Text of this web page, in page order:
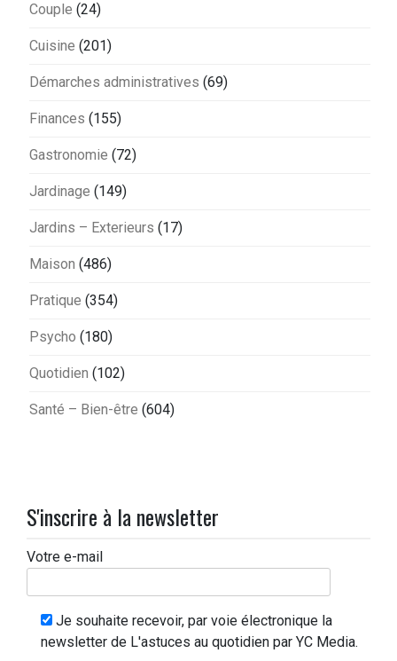
Couple (24)
Cuisine (201)
Démarches administratives (69)
Finances (155)
Gastronomie (72)
Jardinage (149)
Jardins – Exterieurs (17)
Maison (486)
Pratique (354)
Psycho (180)
Quotidien (102)
Santé – Bien-être (604)
S'inscrire à la newsletter
Votre e-mail
Je souhaite recevoir, par voie électronique la
newsletter de L'astuces au quotidien par YC Media.